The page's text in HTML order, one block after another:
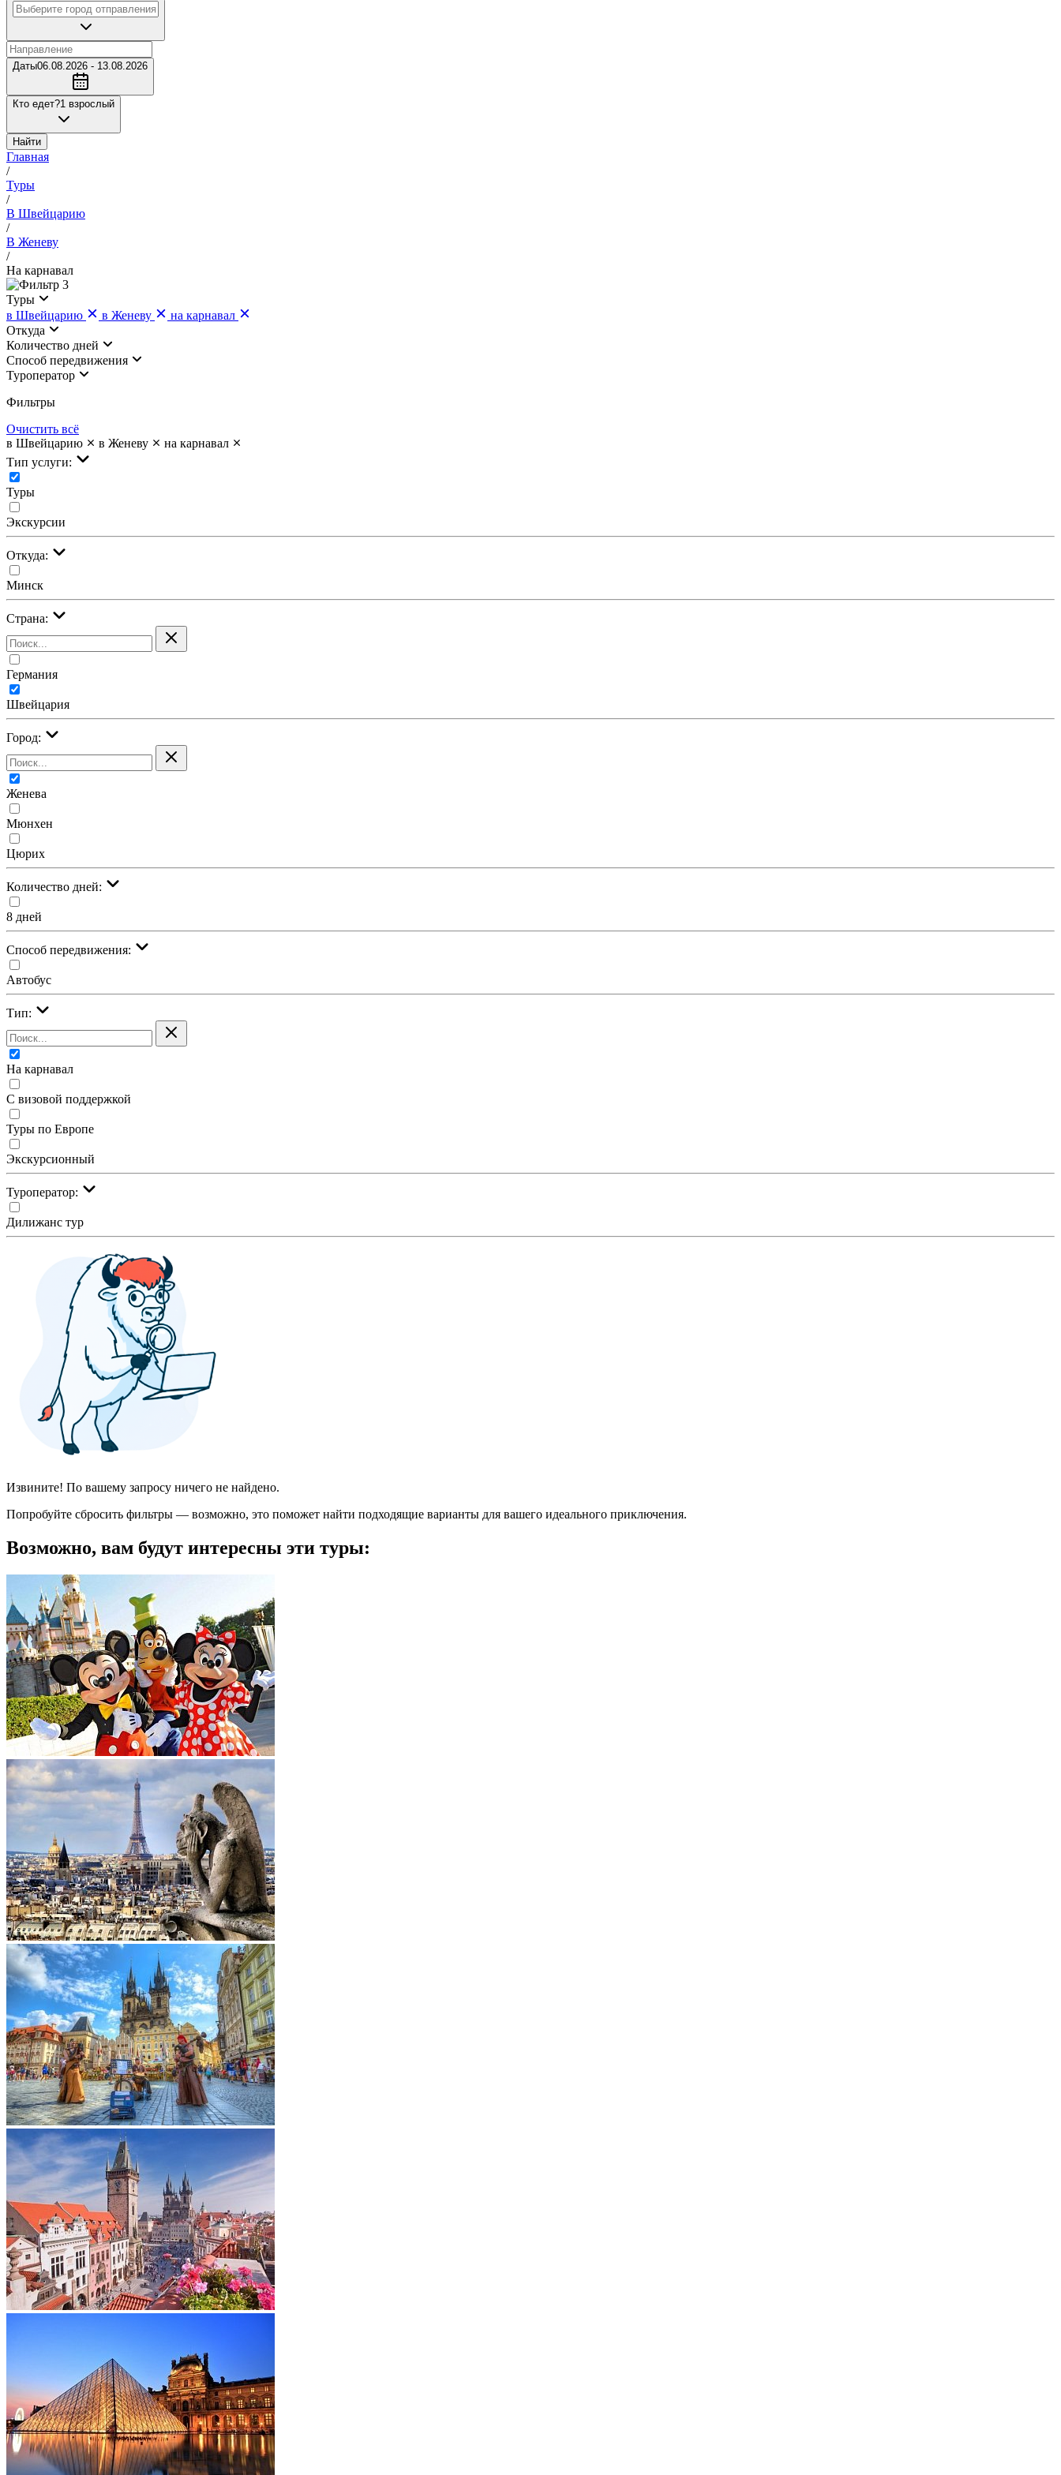
Даты06.08.2026 - 13.08.2026
Кто едет?1 взрослый
Найти
Главная
/
Туры
/
В Швейцарию
/
В Женеву
/
На карнавал
3
Туры
в Швейцарию
в Женеву
на карнавал
Откуда
Количество дней
Cпособ передвижения
Туроператор
Фильтры
Очистить всё
в Швейцарию
в Женеву
на карнавал
Тип услуги:
Туры
Экскурсии
Откуда:
Минск
Страна:
Германия
Швейцария
Город:
Женева
Мюнхен
Цюрих
Количество дней:
8 дней
Cпособ передвижения:
Автобус
Тип:
На карнавал
С визовой поддержкой
Туры по Европе
Экскурсионный
Туроператор:
Дилижанс тур
Извините! По вашему запросу ничего не найдено.
Попробуйте сбросить фильтры — возможно, это поможет найти подходящие варианты для вашего идеального приключения.
Возможно, вам будут интересны эти туры: